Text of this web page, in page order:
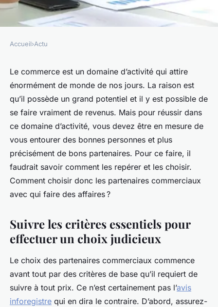
Comment choisir les bons
partenaires commerciaux ?
esther•29 décembre 2023•2 min de lecture
Accueil›Actu
Le commerce est un domaine d’activité qui attire
énormément de monde de nos jours. La raison est
qu’il possède un grand potentiel et il y est possible de
se faire vraiment de revenus. Mais pour réussir dans
ce domaine d’activité, vous devez être en mesure de
vous entourer des bonnes personnes et plus
précisément de bons partenaires. Pour ce faire, il
faudrait savoir comment les repérer et les choisir.
Comment choisir donc les partenaires commerciaux
avec qui faire des affaires ?
Suivre les critères essentiels pour
effectuer un choix judicieux
Le choix des partenaires commerciaux commence
avant tout par des critères de base qu’il requiert de
suivre à tout prix. Ce n’est certainement pas l’avis
inforegistre qui en dira le contraire. D’abord, assurez-